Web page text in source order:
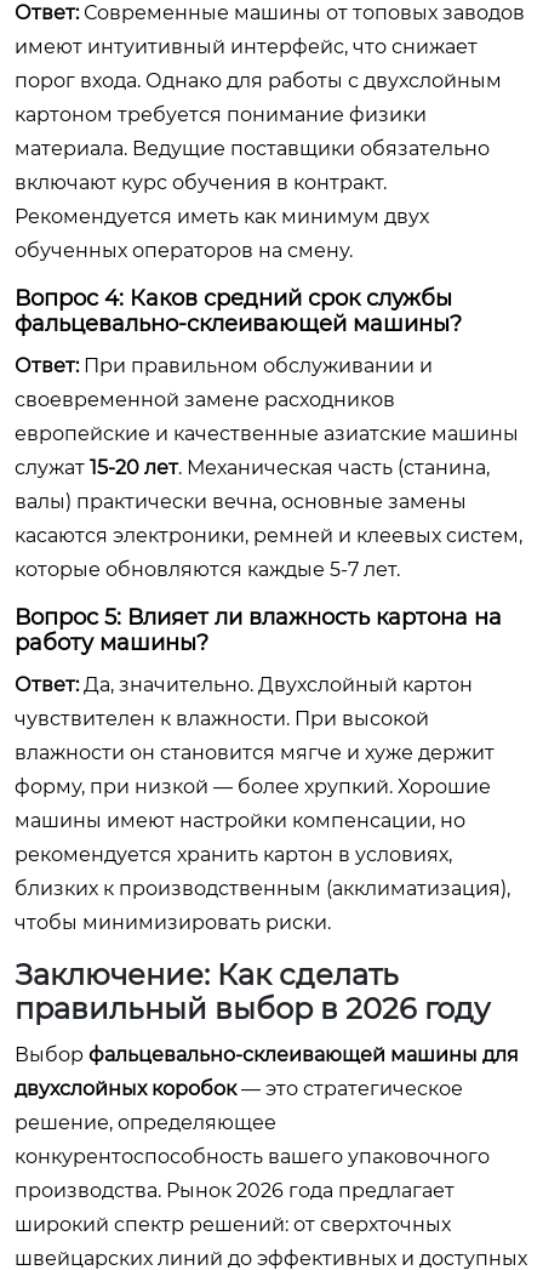
Ответ:Современные машины от топовых заводов
имеют интуитивный интерфейс, что снижает
порог входа. Однако для работы с двухслойным
картоном требуется понимание физики
материала. Ведущие поставщики обязательно
включают курс обучения в контракт.
Рекомендуется иметь как минимум двух
обученных операторов на смену.
Вопрос 4: Каков средний срок службы
фальцевально-склеивающей машины?
Ответ:При правильном обслуживании и
своевременной замене расходников
европейские и качественные азиатские машины
служат 15-20 лет. Механическая часть (станина,
валы) практически вечна, основные замены
касаются электроники, ремней и клеевых систем,
которые обновляются каждые 5-7 лет.
Вопрос 5: Влияет ли влажность картона на
работу машины?
Ответ:Да, значительно. Двухслойный картон
чувствителен к влажности. При высокой
влажности он становится мягче и хуже держит
форму, при низкой — более хрупкий. Хорошие
машины имеют настройки компенсации, но
рекомендуется хранить картон в условиях,
близких к производственным (акклиматизация),
чтобы минимизировать риски.
Заключение: Как сделать
правильный выбор в 2026 году
Выбор фальцевально-склеивающей машины для
двухслойных коробок— это стратегическое
решение, определяющее
конкурентоспособность вашего упаковочного
производства. Рынок 2026 года предлагает
широкий спектр решений: от сверхточных
швейцарских линий до эффективных и доступных